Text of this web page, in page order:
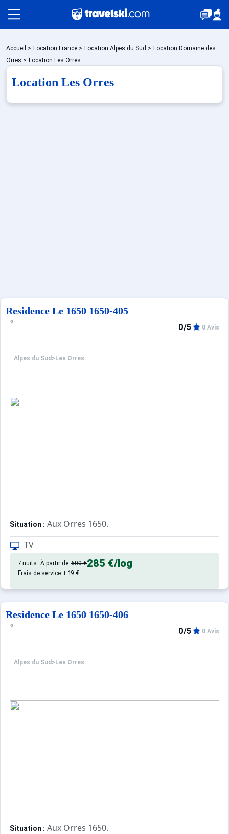
Packages
🚆Train de nuit
Accueil > Location France > Location Alpes du Sud > Location Domaine des
Orres > Location Les Orres
Location Les Orres
Residence Le 1650 1650-405
Alpes du Sud > Les Orres
0/5 0 Avis
Situation : Aux Orres 1650.
Appartement de particulier :Confortable et tout équipé.
TV
7 nuits À partir de 600 €285 €/log
Frais de service + 19 €
Residence Le 1650 1650-406
Alpes du Sud > Les Orres
0/5 0 Avis
Situation : Aux Orres 1650.